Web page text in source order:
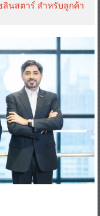
พชีวิตชุมชน สู่เป้า